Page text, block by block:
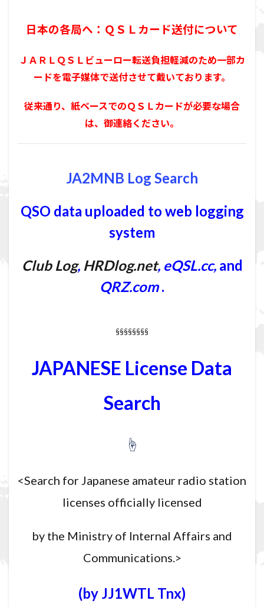
日本の各局へ：ＱＳＬカード送付について
ＪＡＲＬＱＳＬビューロー転送負担軽減のため一部カ
ードを電子媒体で送付させて戴いております。
従来通り、紙ベースでのＱＳＬカードが必要な場合
は、御連絡ください。
JA2MNB Log Search
QSO data uploaded to web logging
system
Club Log, HRDlog.net, eQSL.cc,and
QRZ.com.
§§§§§§§§
JAPANESE License Data
Search
☝
<Search for Japanese amateur radio station
licenses officially licensed
by the Ministry of Internal Affairs and
Communications.>
(by JJ1WTL Tnx)